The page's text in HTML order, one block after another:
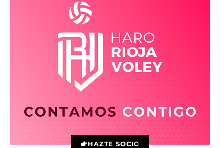
HAZTE SOCIO